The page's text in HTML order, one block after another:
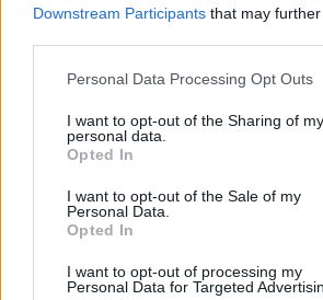
Downstream Participants that may
Personal Data Processing Opt Outs
I want to opt-out of the Sharing of my
personal data.
Opted In
I want to opt-out of the Sale of my
Personal Data.
Opted In
I want to opt-out of processing my
Personal Data for Targeted